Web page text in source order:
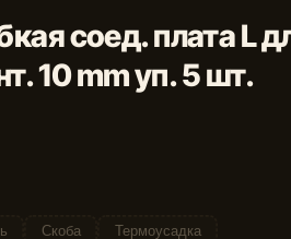
соед. плата L
10 mm уп. 5 шт.
Скоба Термоусадка